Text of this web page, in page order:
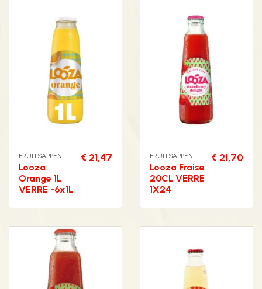
FRUITSAPPEN
Looza
Orange 1L
VERRE -6x1L
€ 21,47 FRUITSAPPEN
Looza Fraise
20CL VERRE
1X24
€ 21,70